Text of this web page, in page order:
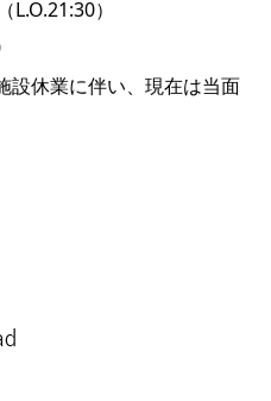
L.O.21:30）
休業に伴い、現在は当面